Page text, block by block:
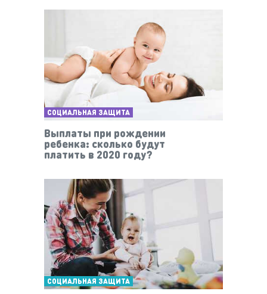
СОЦИАЛЬНАЯ ЗАЩИТА
Выплаты при рождении
ребенка: сколько будут
платить в 2020 году?
СОЦИАЛЬНАЯ ЗАЩИТА